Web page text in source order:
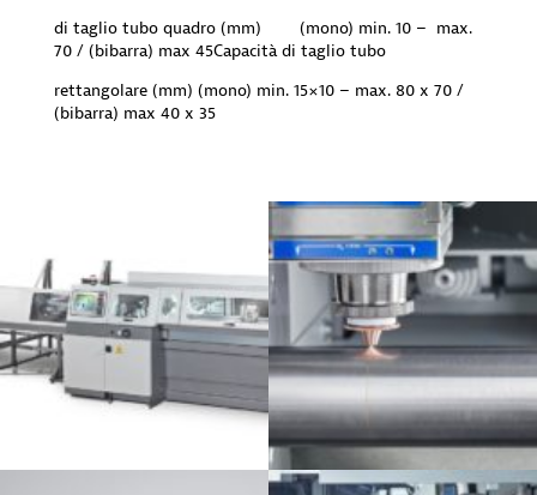
di taglio tubo quadro (mm) (mono) min. 10 – max.
70 / (bibarra) max 45Capacità di taglio tubo
rettangolare (mm) (mono) min. 15×10 – max. 80 x 70 /
(bibarra) max 40 x 35